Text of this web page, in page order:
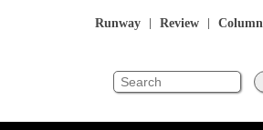
Runway Review Column